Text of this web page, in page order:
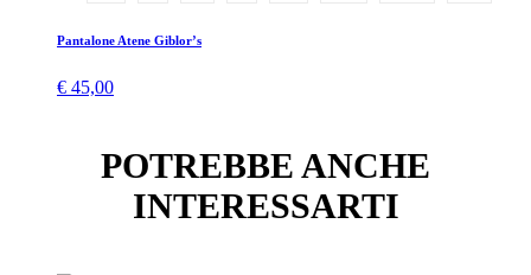
Pantalone Atene Giblor’s
€ 45,00
POTREBBE ANCHE
INTERESSARTI